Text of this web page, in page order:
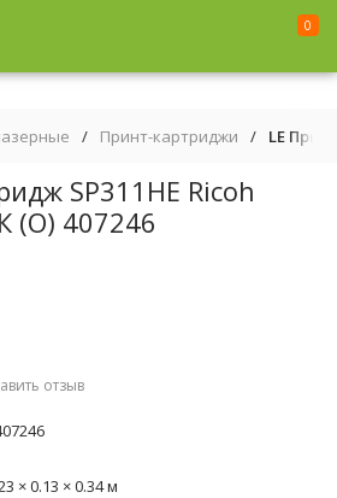
0
/ Принт-картриджи / LE
SP311HE Ricoh
(О) 407246
отзыв
× 0.13 × 0.34 м